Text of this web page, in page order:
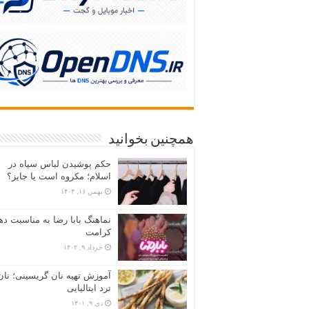
همچنین بخوانید
حکم پوشیدن لباس سیاه در
اسلام؛ مکروه است یا جایز؟
بهمن ۱۶, ۱۴۰۴
نماهنگ بابا رضا به مناسبت
کرامت
خرداد ۹, ۱۴۰۲
آموزش تهیه نان گریسینی؛
ترد ایتالیایی
دی ۹, ۱۴۰۱